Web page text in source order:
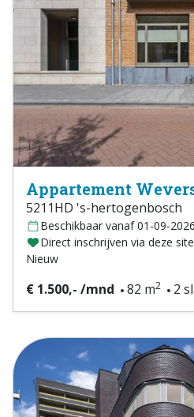
Appartement
5211HD 's-hertogenbosch
Beschikbaar vanaf 01-09-2026
Direct inschrijven via deze site
Nieuw
€ 1.500,- /mnd 82 m2 2